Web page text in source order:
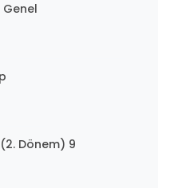
Genel
Dönem) 9